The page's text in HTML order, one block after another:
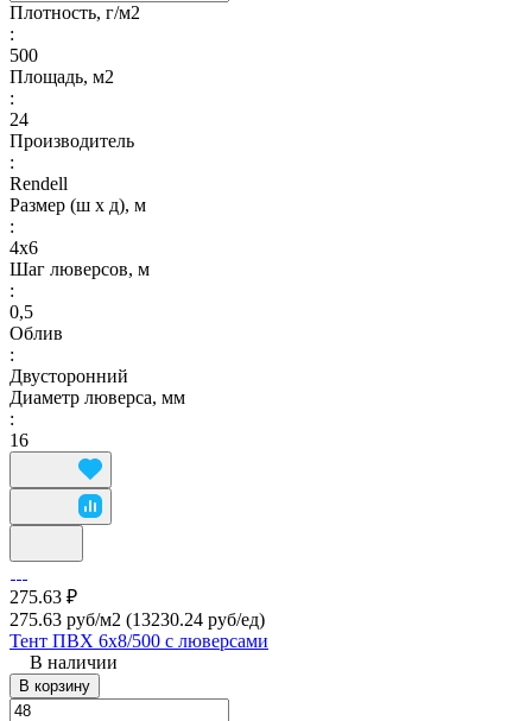
Плотность, г/м2
:
500
Площадь, м2
:
24
Производитель
:
Rendell
Размер (ш х д), м
:
4х6
Шаг люверсов, м
:
0,5
Облив
:
Двусторонний
Диаметр люверса, мм
:
16
275.63 ₽
275.63 руб/м2 (13230.24 руб/eд)
Тент ПВХ 6х8/500 с люверсами
В наличии
В корзину